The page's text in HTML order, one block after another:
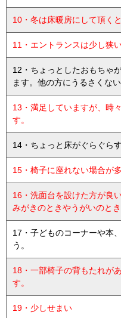
10・冬は床暖房にして頂く
11・エントランスは少し狭い
12・ちょっとしたおもちゃ
ます。他の方にうるさくな
13・満足していますが、時
す。
14・ちょっと床がぐらぐら
15・椅子に座れない場合が多
16・洗面台を設けた方が良
みがきのときやうがいのと
17・子どものコーナーや本
う。
18・一部椅子の背もたれが
す。
19・少しせまい